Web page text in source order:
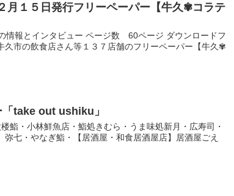
月１５日発行フリーペーパー【牛久✾コラテ
報とインタビュー ページ数 60ページ ダウンロードフ
久市の飲食店さん等１３７店舗のフリーペーパー【牛久✾
take out ushiku」
鮨・小林鮮魚店・鮨処きむら・うま味処新月・広寿司・
七・やなぎ鮨・【居酒屋・和食居酒屋店】居酒屋ごえ